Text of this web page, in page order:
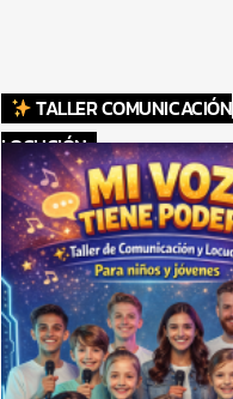
TALLER COMUNICACIÓN
LOCUCIÓN